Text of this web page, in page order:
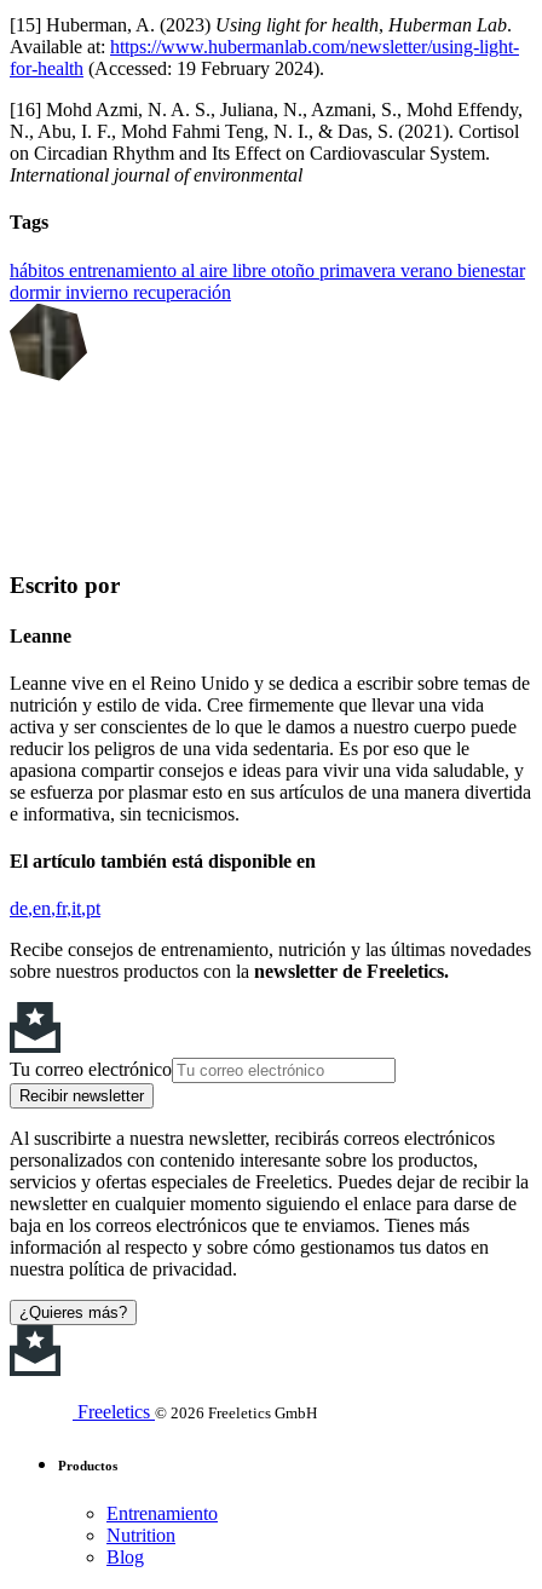
[15] Huberman, A. (2023) Using light for health, Huberman Lab.
Available at: https://www.hubermanlab.com/newsletter/using-light-
for-health (Accessed: 19 February 2024).
[16] Mohd Azmi, N. A. S., Juliana, N., Azmani, S., Mohd Effendy,
N., Abu, I. F., Mohd Fahmi Teng, N. I., & Das, S. (2021). Cortisol
on Circadian Rhythm and Its Effect on Cardiovascular System.
International journal of environmental
Tags
hábitos entrenamiento al aire libre otoño primavera verano bienestar
dormirinvierno recuperación
Escrito por
Leanne
Leanne vive en el Reino Unido y se dedica a escribir sobre temas de
nutrición y estilo de vida. Cree firmemente que llevar una vida
activa y ser conscientes de lo que le damos a nuestro cuerpo puede
reducir los peligros de una vida sedentaria. Es por eso que le
apasiona compartir consejos e ideas para vivir una vida saludable, y
se esfuerza por plasmar esto en sus artículos de una manera divertida
e informativa, sin tecnicismos.
El artículo también está disponible en
de en fr it pt
Recibe consejos de entrenamiento, nutrición y las últimas novedades
sobre nuestros productos con la newsletter de Freeletics.
Tu correo electrónico
Recibir newsletter
Al suscribirte a nuestra newsletter, recibirás correos electrónicos
personalizados con contenido interesante sobre los productos,
servicios y ofertas especiales de Freeletics. Puedes dejar de recibir la
newsletter en cualquier momento siguiendo el enlace para darse de
baja en los correos electrónicos que te enviamos. Tienes más
información al respecto y sobre cómo gestionamos tus datos en
nuestra política de privacidad.
¿Quieres más?
Freeletics © 2026 Freeletics GmbH
Productos
Entrenamiento
Nutrition
Blog